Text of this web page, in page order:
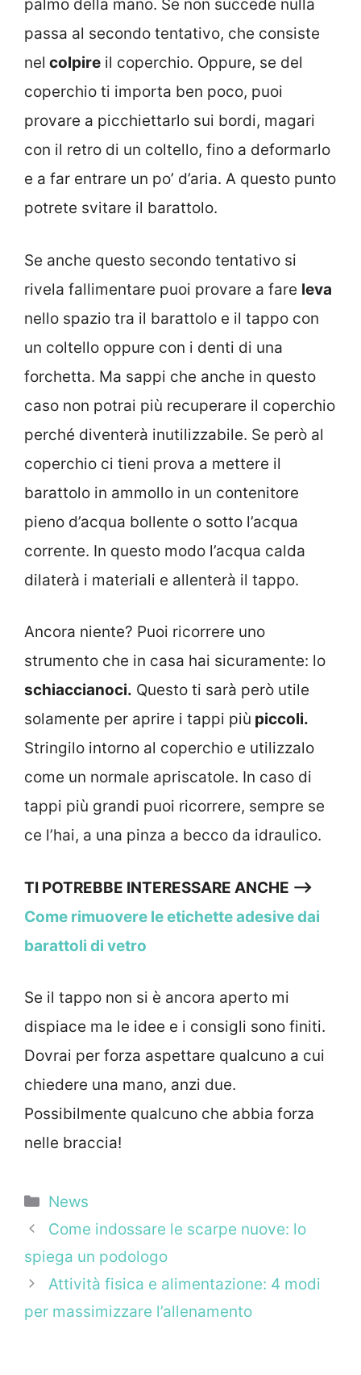
palmo della mano. Se non succede nulla
passa al secondo tentativo, che consiste
nel colpire il coperchio. Oppure, se del
coperchio ti importa ben poco, puoi
provare a picchiettarlo sui bordi, magari
con il retro di un coltello, fino a deformarlo
e a far entrare un po’ d’aria. A questo punto
potrete svitare il barattolo.
Se anche questo secondo tentativo si
rivela fallimentare puoi provare a fare leva
nello spazio tra il barattolo e il tappo con
un coltello oppure con i denti di una
forchetta. Ma sappi che anche in questo
caso non potrai più recuperare il coperchio
perché diventerà inutilizzabile. Se però al
coperchio ci tieni prova a mettere il
barattolo in ammollo in un contenitore
pieno d’acqua bollente o sotto l’acqua
corrente. In questo modo l’acqua calda
dilaterà i materiali e allenterà il tappo.
Ancora niente? Puoi ricorrere uno
strumento che in casa hai sicuramente: lo
schiaccianoci. Questo ti sarà però utile
solamente per aprire i tappi più piccoli.
Stringilo intorno al coperchio e utilizzalo
come un normale apriscatole. In caso di
tappi più grandi puoi ricorrere, sempre se
ce l’hai, a una pinza a becco da idraulico.
TI POTREBBE INTERESSARE ANCHE —>
Come rimuovere le etichette adesive dai
barattoli di vetro
Se il tappo non si è ancora aperto mi
dispiace ma le idee e i consigli sono finiti.
Dovrai per forza aspettare qualcuno a cui
chiedere una mano, anzi due.
Possibilmente qualcuno che abbia forza
nelle braccia!
Categorie
News
Come indossare le scarpe nuove: lo
spiega un podologo
Attività fisica e alimentazione: 4 modi
per massimizzare l’allenamento